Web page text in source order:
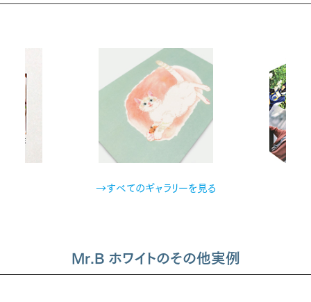
→すべてのギャラリーを見る
Mr.B ホワイトのその他実例